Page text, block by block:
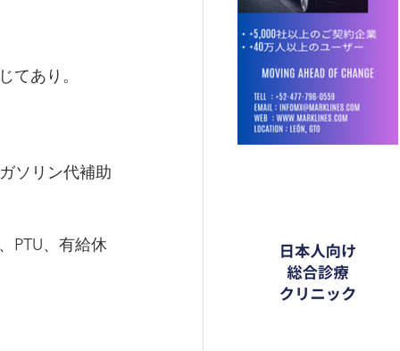
てあり。
ソリン代補助
PTU、有給休